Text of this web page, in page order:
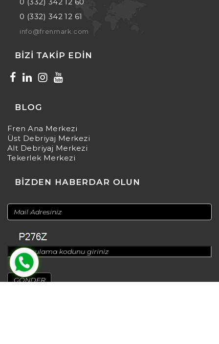
0 (332) 342 12 61
info@frenmark.com
BIZI TAKIP EDIN
BLOG
Fren Ana Merkezi
Üst Debriyaj Merkezi
Alt Debriyaj Merkezi
Tekerlek Merkezi
BİZDEN HABERDAR OLUN